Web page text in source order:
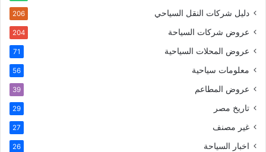
دليل شركات النقل السياحي 206
عروض شركات السياحة 204
عروض المحلات السياحية 71
معلومات سياحية 56
عروض المطاعم 39
تاريخ مصر 29
غير مصنف 27
اخبار السياحة 26